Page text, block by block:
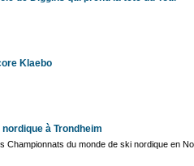
Klaebo
à Trondheim
Championnats du monde de ski nordique en